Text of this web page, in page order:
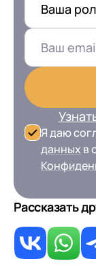
Ваша
Я даю
данных в
Рассказать